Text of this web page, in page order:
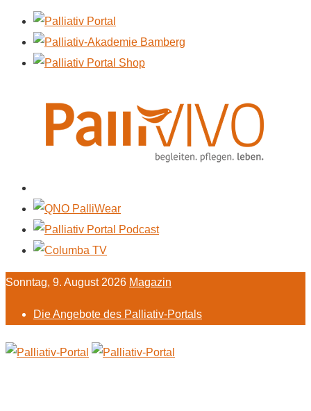
Sonntag, 9. August 2026 Magazin
Die Angebote des Palliativ-Portals